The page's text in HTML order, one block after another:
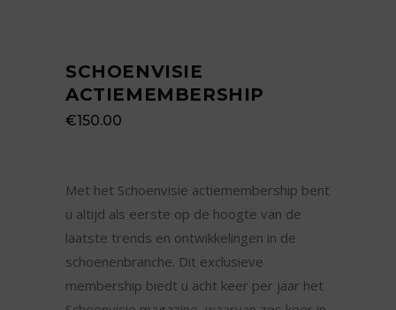
SCHOENVISIE
ACTIEMEMBERSHIP
€150.00
Met het Schoenvisie actiemembership bent
u altijd als eerste op de hoogte van de
laatste trends en ontwikkelingen in de
schoenenbranche. Dit exclusieve
membership biedt u acht keer per jaar het